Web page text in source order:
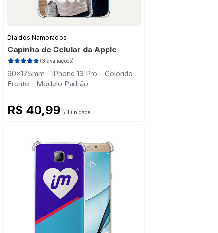
Dia dos Namorados
Capinha de Celular da Apple
(3 avaliações)
90x175mm - iPhone 13 Pro - Colorido
Frente - Modelo Padrão
R$ 40,99 / 1 unidade